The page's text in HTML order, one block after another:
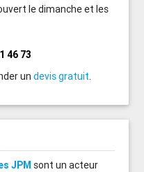
le dimanche et les
46 73
undevis gratuit.
JPM sont un acteur